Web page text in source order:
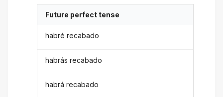
Future perfect tense
habré recabado
habrás recabado
habrá recabado